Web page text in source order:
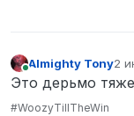
Almighty Tony2
Это дерьмо
#WoozyTillTheWin